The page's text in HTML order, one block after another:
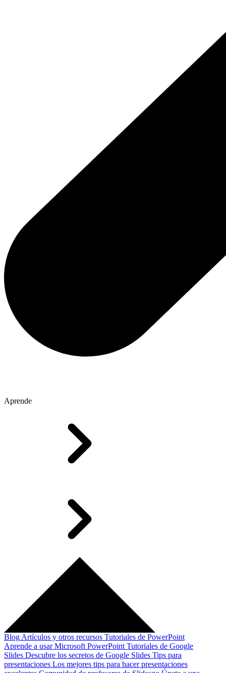
Aprende
Blog Artículos y otros recursos Tutoriales de PowerPoint
Aprende a usar Microsoft PowerPoint Tutoriales de Google
Slides Descubre los secretos de Google Slides Tips para
presentaciones Los mejores tips para hacer presentaciones